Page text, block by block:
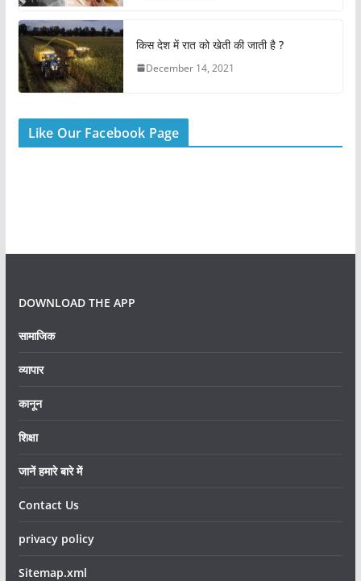
किस देश में रात को खेती की जाती है ?
December 14, 2021
Like Our Facebook Page
DOWNLOAD THE APP
सामाजिक
व्यापार
कानून
शिक्षा
जानें हमारे बारे में
Contact Us
privacy policy
Sitemap.xml